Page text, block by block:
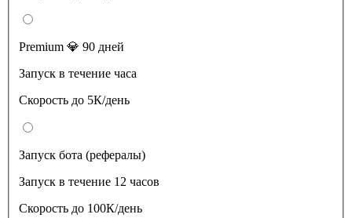
Premium 💎 90 дней
Запуск в течение часа
Скорость до 5К/день
Запуск бота (рефералы)
Запуск в течение 12 часов
Скорость до 100К/день